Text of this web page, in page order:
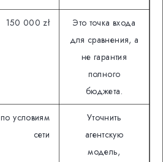
150 000 zł
Это точка входа
для сравнения, а
не гарантия
полного
бюджета.
по условиям
сети
Уточнить
агентскую
модель,